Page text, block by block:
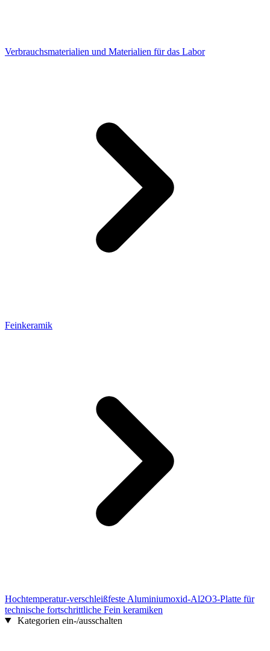
Verbrauchsmaterialien und Materialien für das Labor
Feinkeramik
Hochtemperatur-verschleißfeste Aluminiumoxid-Al2O3-Platte für
technische fortschrittliche Fein keramiken
Kategorien ein-/ausschalten